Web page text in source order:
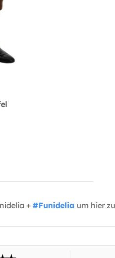
+#Funidelia um hier